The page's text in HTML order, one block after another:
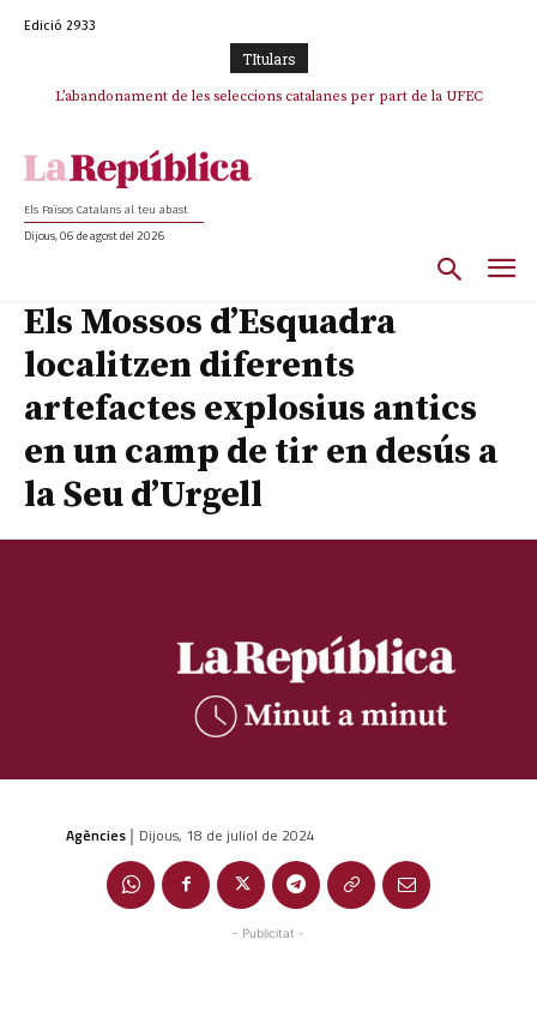
Edició 2933
TItulars
L’abandonament de les seleccions catalanes per part de la UFEC
Els Països Catalans al teu abast
Dijous, 06 de agost del 2026
Els Mossos d’Esquadra
localitzen diferents
artefactes explosius antics
en un camp de tir en desús a
la Seu d’Urgell
Agències | Dijous, 18 de juliol de 2024
- Publicitat -